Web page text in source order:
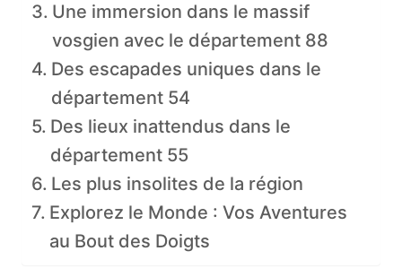
Une immersion dans le massif
vosgien avec le département 88
Des escapades uniques dans le
département 54
Des lieux inattendus dans le
département 55
Les plus insolites de la région
Explorez le Monde : Vos Aventures
au Bout des Doigts